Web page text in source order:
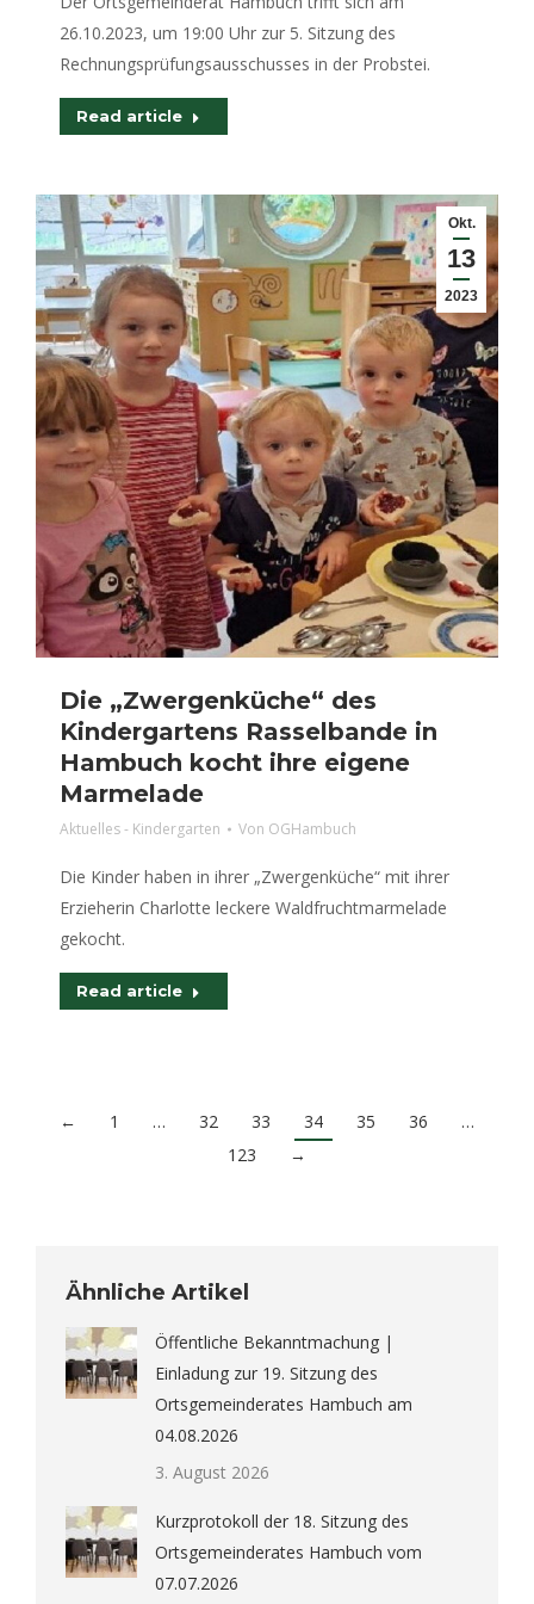
26.10.2023, um 19:00 Uhr zur 5. Sitzung des
Rechnungsprüfungsausschusses in der Probstei.
Read article
Okt.
13
2023
Die „Zwergenküche“ des
Kindergartens Rasselbande in
Hambuch kocht ihre eigene
Marmelade
Aktuelles - Kindergarten Von OGHambuch
Die Kinder haben in ihrer „Zwergenküche“ mit ihrer
Erzieherin Charlotte leckere Waldfruchtmarmelade
gekocht.
Read article
← 1 … 32 33 34 35 36
…
123
→
Ähnliche Artikel
Öffentliche Bekanntmachung |
Einladung zur 19. Sitzung des
Ortsgemeinderates Hambuch am
04.08.2026
3. August 2026
Kurzprotokoll der 18. Sitzung des
Ortsgemeinderates Hambuch vom
07.07.2026